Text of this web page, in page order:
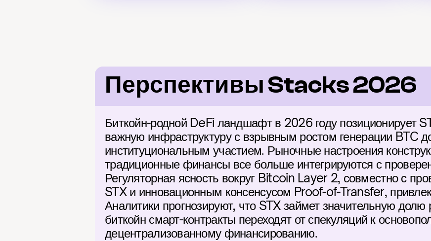
Перспективы Stacks 2026
Биткойн-родной DeFi ландшафт в 2026 году позиционирует
важную инфраструктуру с взрывным ростом генерации BTC
институциональным участием. Рыночные настроения
традиционные финансы все больше интегрируются с
Регуляторная ясность вокруг Bitcoin Layer 2, совместно с
STX и инновационным консенсусом Proof-of-Transfer,
Аналитики прогнозируют, что STX займет значительную долю
биткойн смарт-контракты переходят от спекуляций к
децентрализованному финансированию.